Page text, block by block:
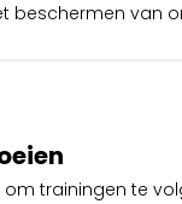
beschermen van
om trainingen te